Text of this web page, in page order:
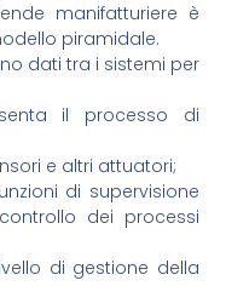
manifatturiere è
piramidale.
dati tra i sistemi per
il processo di
e altri attuatori;
di supervisione
dei processi
di gestione della